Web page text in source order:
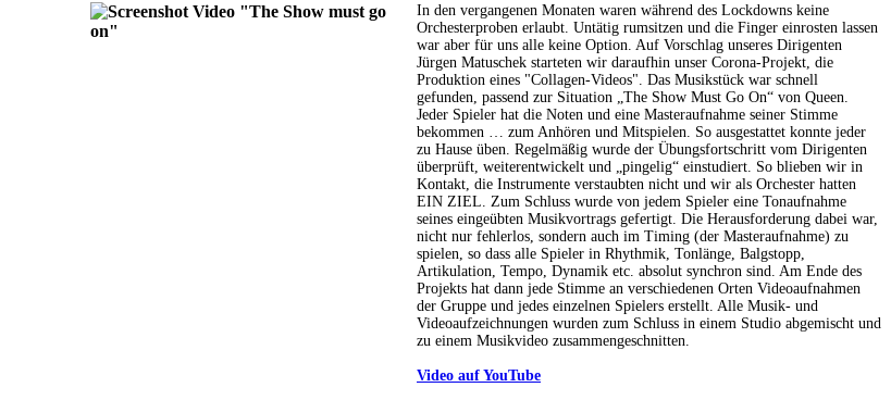
In den vergangenen Monaten waren während des Lockdowns keine
Orchesterproben erlaubt. Untätig rumsitzen und die Finger einrosten lassen
war aber für uns alle keine Option. Auf Vorschlag unseres Dirigenten
Jürgen Matuschek starteten wir daraufhin unser Corona-Projekt, die
Produktion eines "Collagen-Videos". Das Musikstück war schnell
gefunden, passend zur Situation „The Show Must Go On“ von Queen.
Jeder Spieler hat die Noten und eine Masteraufnahme seiner Stimme
bekommen … zum Anhören und Mitspielen. So ausgestattet konnte jeder
zu Hause üben. Regelmäßig wurde der Übungsfortschritt vom Dirigenten
überprüft, weiterentwickelt und „pingelig“ einstudiert. So blieben wir in
Kontakt, die Instrumente verstaubten nicht und wir als Orchester hatten
EIN ZIEL. Zum Schluss wurde von jedem Spieler eine Tonaufnahme
seines eingeübten Musikvortrags gefertigt. Die Herausforderung dabei war,
nicht nur fehlerlos, sondern auch im Timing (der Masteraufnahme) zu
spielen, so dass alle Spieler in Rhythmik, Tonlänge, Balgstopp,
Artikulation, Tempo, Dynamik etc. absolut synchron sind. Am Ende des
Projekts hat dann jede Stimme an verschiedenen Orten Videoaufnahmen
der Gruppe und jedes einzelnen Spielers erstellt. Alle Musik- und
Videoaufzeichnungen wurden zum Schluss in einem Studio abgemischt und
zu einem Musikvideo zusammengeschnitten.
Video auf YouTube